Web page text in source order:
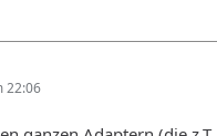
22:06